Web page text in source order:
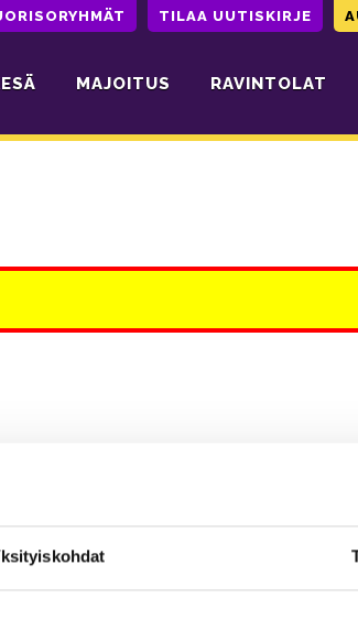
TILAA UUTISKIRJE
MAJOITUS RAVINTOLAT